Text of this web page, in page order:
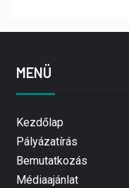
MENÜ
Kezdőlap
Pályázatírás
Bemutatkozás
Médiaajánlat